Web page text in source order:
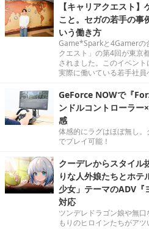
【キャリアクエスト
こと。セガの若手の事
いう働き方
Game*Sparkと4Gamerの
クエスト」の第4回が東京
されました。このイベン
実際に働いている若手社員
GeForce NOWで『
ンドルコントローラー
感
体感的にラグはほぼ無し
でプレイ可能！
クーデレからスタイル
りな人外娘たちとホ
少女」テーマのADV『
対応
ツンデレドラゴン娘や無
もりのヒロインたちがアツ